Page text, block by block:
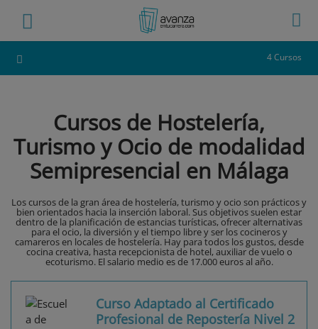
4 Cursos
Cursos de Hostelería,
Turismo y Ocio de modalidad
Semipresencial en Málaga
Los cursos de la gran área de hostelería, turismo y ocio son prácticos y
bien orientados hacia la inserción laboral. Sus objetivos suelen estar
dentro de la planificación de estancias turísticas, ofrecer alternativas
para el ocio, la diversión y el tiempo libre y ser los cocineros y
camareros en locales de hostelería. Hay para todos los gustos, desde
cocina creativa, hasta recepcionista de hotel, auxiliar de vuelo o
ecoturismo. El salario medio es de 17.000 euros al año.
Curso Adaptado al Certificado
Profesional de Repostería Nivel 2